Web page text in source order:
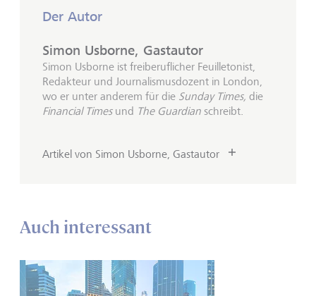
Der Autor
Simon Usborne, Gastautor
Simon Usborne ist freiberuflicher Feuilletonist,
Redakteur und Journalismusdozent in London,
wo er unter anderem für die Sunday Times, die
Financial Times und The Guardian schreibt.
Artikel von Simon Usborne, Gastautor
Auch interessant